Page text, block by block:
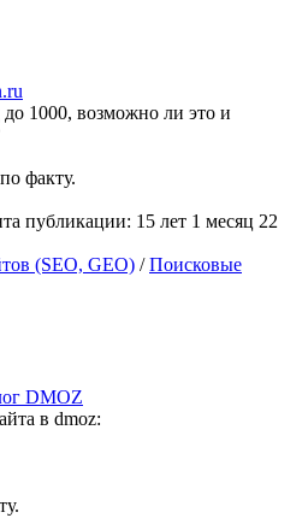
1000, возможно ли это и
факту.
публикации: 15 лет 1 месяц 22
(SEO, GEO) /Поисковые
DMOZ
в dmoz: